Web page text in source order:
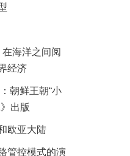
海洋之间阅
经济
朝鲜王朝“小
出版
欧亚大陆
管控模式的演